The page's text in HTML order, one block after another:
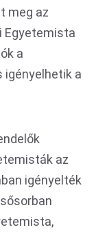
meg az
Egyetemista
a
igényelhetik a
az
igényelték